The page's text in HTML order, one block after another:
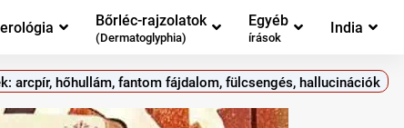
Bőrléc-rajzolatok
(Dermatoglyphia)
Egyéb
írások
India
arcpír, hőhullám, fantom fájdalom, fülcsengés, hallucinációk